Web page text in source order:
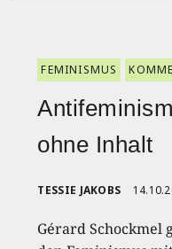
FEMINISMUS
ohne Inhalt
TESSIE JAKOBS
Gérard Schockmel